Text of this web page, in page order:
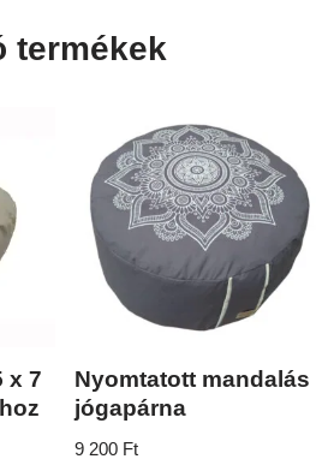
termékek
x 7
Nyomtatott mandalás
jógapárna
9 200 Ft